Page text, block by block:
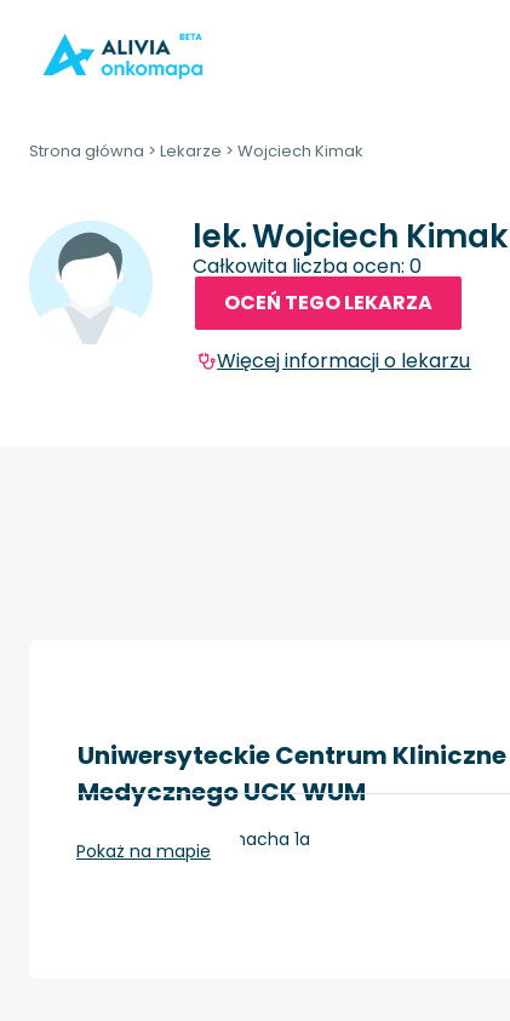
Strona główna > Lekarze > Wojciech Kimak
lek.Wojciech Kimak
Całkowita liczba ocen: 0
OCEŃ TEGO LEKARZA
Więcej informacji o lekarzu
Uniwersyteckie Centrum
Medycznego UCK WUM
Warszawa, ul. Banacha 1a
Pokaż na mapie